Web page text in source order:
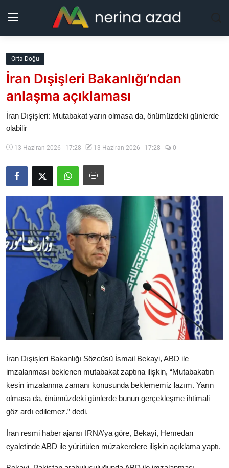
Kurdistan
Bölgeler
Güncel
Makaleler
Galeri
Video
Yazarlar
İletişim
Türkçe Kurdi
Orta Doğu
İran Dışişleri Bakanlığı’ndan
anlaşma açıklaması
İran Dışişleri: Mutabakat yarın olmasa da, önümüzdeki günlerde
olabilir
13 Haziran 2026 - 17:28 13 Haziran 2026 - 17:28 0
İran Dışişleri Bakanlığı Sözcüsü İsmail Bekayi, ABD ile
imzalanması beklenen mutabakat zaptına ilişkin, “Mutabakatın
kesin imzalanma zamanı konusunda beklememiz lazım. Yarın
olmasa da, önümüzdeki günlerde bunun gerçekleşme ihtimali
göz ardı edilemez.” dedi.
İran resmi haber ajansı IRNA’ya göre, Bekayi, Hemedan
eyaletinde ABD ile yürütülen müzakerelere ilişkin açıklama yaptı.